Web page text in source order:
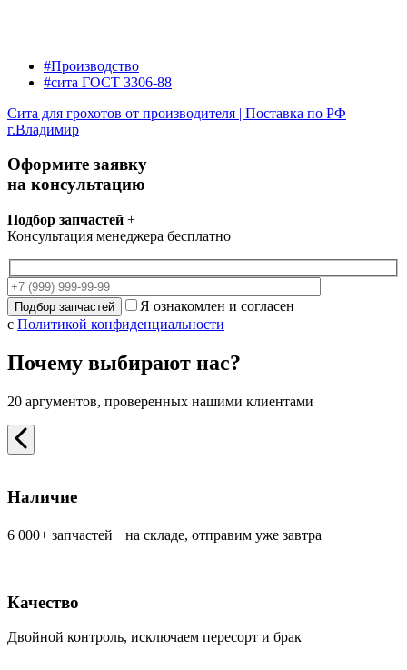
#Производство
#сита ГОСТ 3306-88
Сита для грохотов от производителя | Поставка по РФ
г.Владимир
Оформите заявку
на консультацию
Подбор запчастей +
Консультация менеджера бесплатно
Я ознакомлен и согласен
с Политикой конфиденциальности
Почему выбирают нас?
20 аргументов, проверенных нашими клиентами
Наличие
6 000+ запчастей на складе, отправим уже завтра
Качество
Двойной контроль, исключаем пересорт и брак